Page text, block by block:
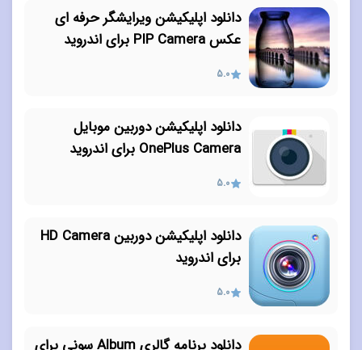
دانلود اپلیکیشن ویرایشگر حرفه ای
عکس PIP Camera برای اندروید
5.0
دانلود اپلیکیشن دوربین موبایل
OnePlus Camera برای اندروید
5.0
دانلود اپلیکیشن دوربین HD Camera
برای اندروید
5.0
دانلود برنامه گالری Album سونی برای